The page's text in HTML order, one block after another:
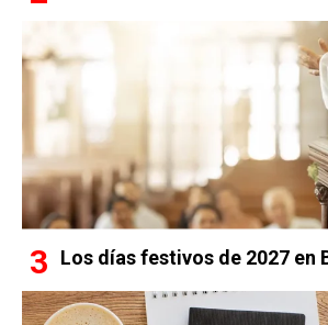
Los días festivos de 2027 en